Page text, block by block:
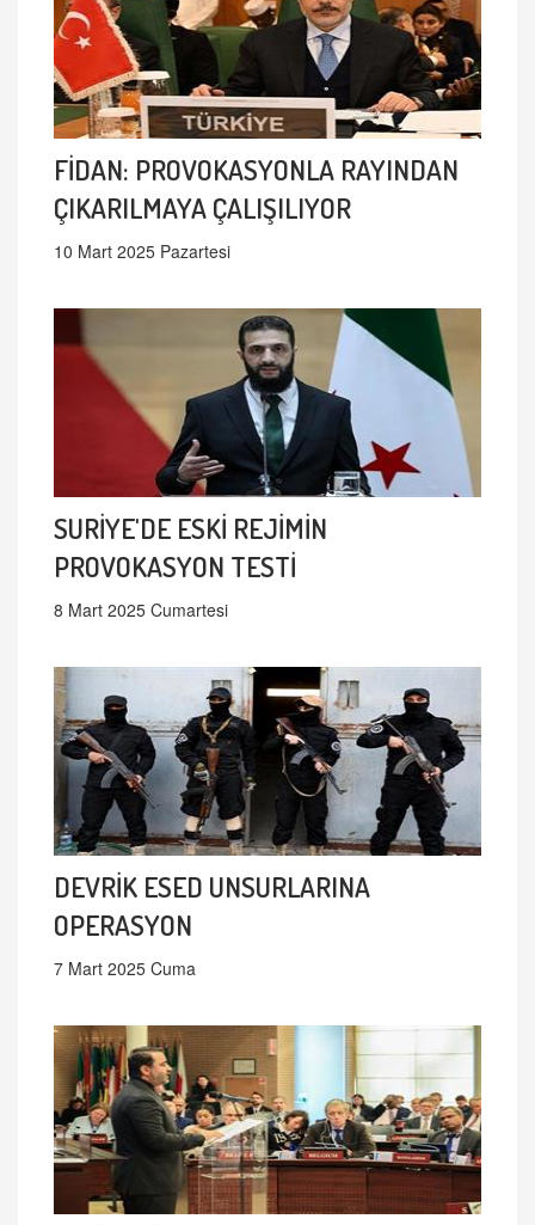
FİDAN: PROVOKASYONLA RAYINDAN
ÇIKARILMAYA ÇALIŞILIYOR
10 Mart 2025 Pazartesi
SURİYE'DE ESKİ REJİMİN
PROVOKASYON TESTİ
8 Mart 2025 Cumartesi
DEVRİK ESED UNSURLARINA
OPERASYON
7 Mart 2025 Cuma